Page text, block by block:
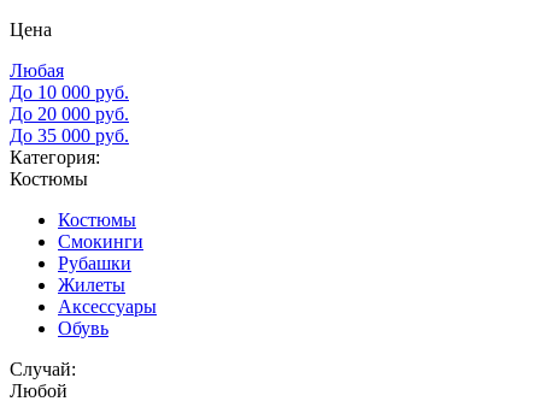
Цена
Любая
До 10 000 руб.
До 20 000 руб.
До 35 000 руб.
Категория:
Костюмы
Костюмы
Смокинги
Рубашки
Жилеты
Аксессуары
Обувь
Случай:
Любой